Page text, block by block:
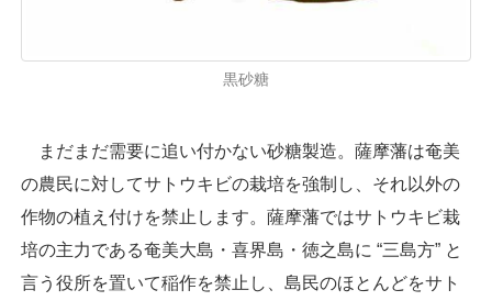
黒砂糖
まだまだ需要に追い付かない砂糖製造。薩摩藩は奄美
の農民に対してサトウキビの栽培を強制し、それ以外の
作物の植え付けを禁止します。薩摩藩ではサトウキビ栽
培の主力である奄美大島・喜界島・徳之島に “三島方” と
言う役所を置いて稲作を禁止し、島民のほとんどをサト